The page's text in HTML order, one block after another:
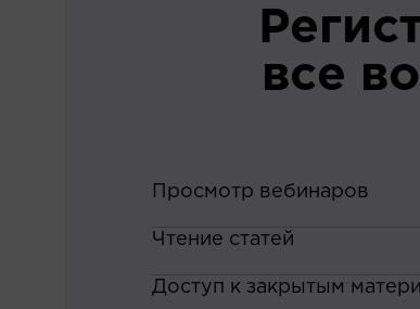
все
Просмотр вебинаров
Чтение статей
Доступ к закрытым